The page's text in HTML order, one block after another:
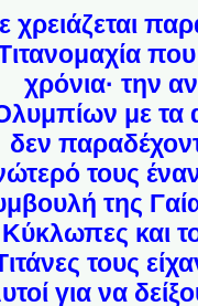
χρειάζεται
χρόνια· την
με τα
δεν
τους
της
Κύκλωπες και
τους
για να